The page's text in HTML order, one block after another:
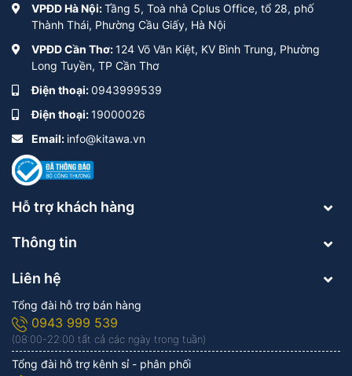
VPĐD Hà Nội:Tầng 5, Toà nhà Cplus Office, tổ 28, phố
Thành Thái, Phường Cầu Giấy, Hà Nội
VPĐD Cần Thơ:124 Võ Văn Kiệt, KV Bình Trung, Phường
Long Tuyền, TP Cần Thơ
Điện thoại:0943999539
Điện thoại:19000026
Email: info@kitawa.vn
Hỗ trợ khách hàng
Thông tin
Liên hệ
Tổng đài hỗ trợ bán hàng
0943 999 539
(08:00-22:00 tất cả các ngày trong tuần)
Tổng đài hỗ trợ kênh sỉ - phân phối